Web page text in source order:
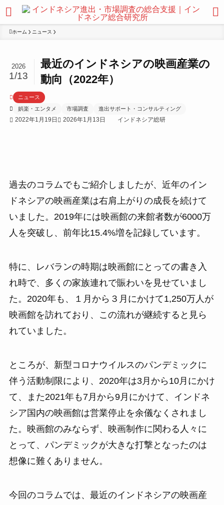
ホーム ニュース
最近のインドネシアの映画産業の
動向（2022年）
2026
1/13
ニュース
娯楽・エンタメ
市場調査 進出サポート・コンサルティング
2022年1月19日 2026年1月13日 インドネシア総研
過去のコラムでもご紹介しましたが、近年のイン
ドネシアの映画産業は右肩上がりの成長を続けて
いました。2019年には映画館の来館者数が6000万
人を突破し、前年比15.4%増を記録しています。
特に、レバランの時期は映画館にとっての書き入
れ時で、多くの家族連れで賑わいを見せていまし
た。2020年も、１月から３月にかけて1,250万人が
映画館を訪れており、この流れが継続すると見ら
れていました。
ところが、新型コロナウイルスのパンデミックに
伴う活動制限により、2020年は3月から10月にかけ
て、また2021年も7月から9月にかけて、インドネ
シア国内の映画館は営業停止を余儀なくされまし
た。映画館のみならず、映画制作に関わる人々に
とって、パンデミックが大きな打撃となったのは
想像に難くありません。
今回のコラムでは、最近のインドネシアの映画産